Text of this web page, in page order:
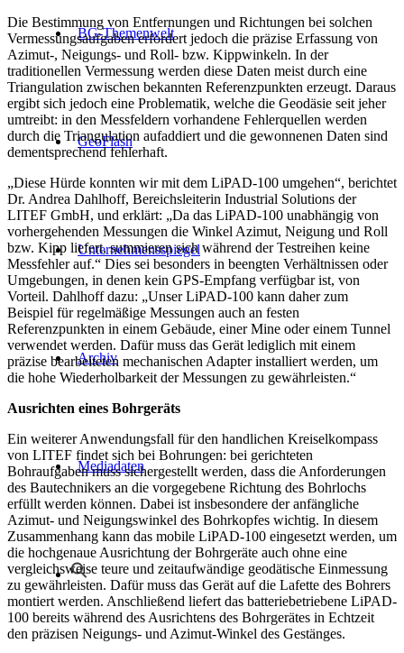
BG-Themenwelt
GeoFlash
Unternehmensspiegel
Archiv
Mediadaten
Die Bestimmung von Entfernungen und Richtungen bei solchen
Vermessungsaufgaben erfordert jedoch die präzise Erfassung von
Azimut-, Neigungs- und Roll- bzw. Kippwinkeln. In der
traditionellen Vermessung werden diese Daten meist durch eine
Triangulation zwischen bekannten Referenzpunkten erzeugt. Daraus
ergibt sich jedoch eine Problematik, welche die Geodäsie seit jeher
umtreibt: in den Messfeldern vorhandene Fehlerquellen werden
durch die Triangulation aufaddiert und die gewonnenen Daten sind
dementsprechend fehlerhaft.
„Diese Hürde konnten wir mit dem LiPAD-100 umgehen“, berichtet
Dr. Andrea Dahlhoff, Bereichsleiterin Industrial Solutions der
LITEF GmbH, und erklärt: „Da das LiPAD-100 unabhängig von
vorhergehenden Messungen die Winkel Azimut, Neigung und Roll
bzw. Kipp liefert, summieren sich während der Testreihen keine
Messfehler auf.“ Dies sei besonders in beengten Verhältnissen oder
Umgebungen, in denen kein GPS-Empfang verfügbar ist, von
Vorteil. Dahlhoff dazu: „Unser LiPAD-100 kann daher zum
Beispiel für regelmäßige Messungen auch an festen
Referenzpunkten in einem Gebäude, einer Mine oder einem Tunnel
verwendet werden. Dafür muss das Gerät lediglich mit einem
präzise bearbeiteten mechanischen Adapter installiert werden, um
die hohe Wiederholbarkeit der Messungen zu gewährleisten.“
Ausrichten eines Bohrgeräts
Ein weiterer Anwendungsfall für den handlichen Kreiselkompass
von LITEF findet sich bei Bohrungen: bei gerichteten
Bohraufgaben muss sichergestellt werden, dass die Anforderungen
des Bautechnikers an die vorgegebene Richtung des Bohrlochs
erfüllt werden können. Dabei ist insbesondere der anfängliche
Azimut- und Neigungswinkel des Bohrkopfes wichtig. In diesem
Zusammenhang kann das mobile LiPAD-100 eingesetzt werden, um
die hochgenaue Ausrichtung der Bohrgeräte auch ohne eine
vergleichsweise teure und zeitaufwändige geodätische Einmessung
zu gewährleisten. Dafür muss das Gerät auf die Lafette des Bohrers
montiert werden. Anschließend liefert das batteriebetriebene LiPAD-
100 bereits während des Ausrichtens des Bohrgerätes in Echtzeit
den präzisen Neigungs- und Azimut-Winkel des Gestänges.